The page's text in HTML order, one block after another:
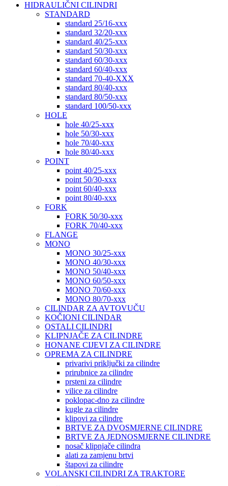
HIDRAULIČNI CILINDRI
STANDARD
standard 25/16-xxx
standard 32/20-xxx
standard 40/25-xxx
standard 50/30-xxx
standard 60/30-xxx
standard 60/40-xxx
standard 70-40-XXX
standard 80/40-xxx
standard 80/50-xxx
standard 100/50-xxx
HOLE
hole 40/25-xxx
hole 50/30-xxx
hole 70/40-xxx
hole 80/40-xxx
POINT
point 40/25-xxx
point 50/30-xxx
point 60/40-xxx
point 80/40-xxx
FORK
FORK 50/30-xxx
FORK 70/40-xxx
FLANGE
MONO
MONO 30/25-xxx
MONO 40/30-xxx
MONO 50/40-xxx
MONO 60/50-xxx
MONO 70/60-xxx
MONO 80/70-xxx
CILINDAR ZA AVTOVUČU
KOČIONI CILINDAR
OSTALI CILINDRI
KLIPNJAČE ZA CILINDRE
HONANE CIJEVI ZA CILINDRE
OPREMA ZA CILINDRE
privarivi priključki za cilindre
prirubnice za cilindre
prsteni za cilindre
vilice za cilindre
poklopac-dno za cilindre
kugle za cilindre
klipovi za cilindre
BRTVE ZA DVOSMJERNE CILINDRE
BRTVE ZA JEDNOSMJERNE CILINDRE
nosač klipnjače cilindra
alati za zamjenu brtvi
štapovi za cilindre
VOLANSKI CILINDRI ZA TRAKTORE